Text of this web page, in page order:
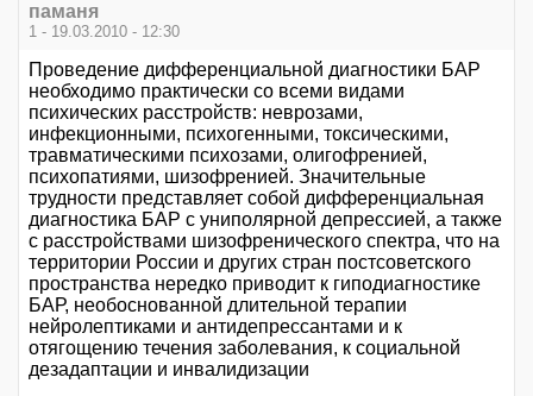
паманя
1 - 19.03.2010 - 12:30
Проведение дифференциальной диагностики БАР
необходимо практически со всеми видами
психических расстройств: неврозами,
инфекционными, психогенными, токсическими,
травматическими психозами, олигофренией,
психопатиями, шизофренией. Значительные
трудности представляет собой дифференциальная
диагностика БАР с униполярной депрессией, а также
с расстройствами шизофренического спектра, что на
территории России и других стран постсоветского
пространства нередко приводит к гиподиагностике
БАР, необоснованной длительной терапии
нейролептиками и антидепрессантами и к
отягощению течения заболевания, к социальной
дезадаптации и инвалидизации